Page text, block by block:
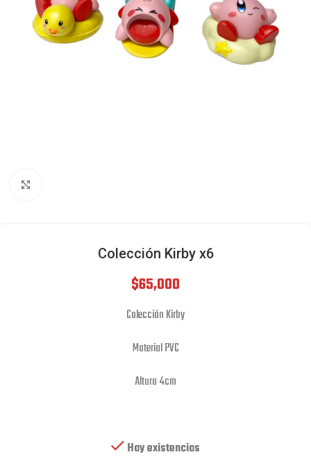
Colección Kirby x6
$65,000
Colección Kirby
Material PVC
Altura 4cm
Hay existencias